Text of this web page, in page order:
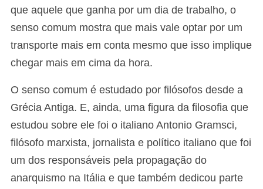
que aquele que ganha por um dia de trabalho, o
senso comum mostra que mais vale optar por um
transporte mais em conta mesmo que isso implique
chegar mais em cima da hora.
O senso comum é estudado por filósofos desde a
Grécia Antiga. E, ainda, uma figura da filosofia que
estudou sobre ele foi o italiano Antonio Gramsci,
filósofo marxista, jornalista e político italiano que foi
um dos responsáveis pela propagação do
anarquismo na Itália e que também dedicou parte